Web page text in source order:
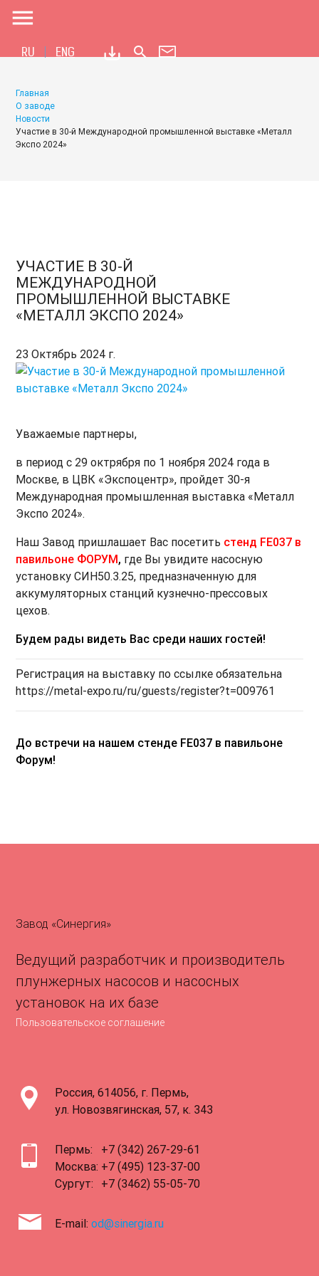
menu
RU ENG search
Главная
О заводе
Новости
Участие в 30-й Международной промышленной выставке «Металл
Экспо 2024»
УЧАСТИЕ В 30-Й
МЕЖДУНАРОДНОЙ
ПРОМЫШЛЕННОЙ ВЫСТАВКЕ
«МЕТАЛЛ ЭКСПО 2024»
23 Октябрь 2024 г.
Уважаемые партнеры,
в период с 29 октрября по 1 ноября 2024 года в
Москве, в ЦВК «Экспоцентр», пройдет 30-я
Международная промышленная выставка «Металл
Экспо 2024».
Наш Завод пришлашает Вас посетить стенд FE037 в
павильоне ФОРУМ, где Вы увидите насосную
установку СИН50.3.25, предназначенную для
аккумуляторных станций кузнечно-прессовых
цехов.
Будем рады видеть Вас среди наших гостей!
Регистрация на выставку по ссылке обязательна
https://metal-expo.ru/ru/guests/register?t=009761
До встречи на нашем стенде FE037 в павильоне
Форум!
Завод «Синергия»
Ведущий разработчик и производитель
плунжерных насосов и насосных
установок на их базе
Пользовательское соглашение
Россия, 614056, г. Пермь,
ул. Новозвягинская, 57, к. 343
Пермь:
+7 (342) 267-29-61
Москва: +7 (495) 123-37-00
Сургут:
+7 (3462) 55-05-70
E-mail:od@sinergia.ru